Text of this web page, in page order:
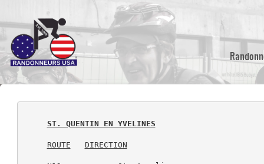
main
content
ST. QUENTIN EN YVELINES
ROUTE DIRECTION